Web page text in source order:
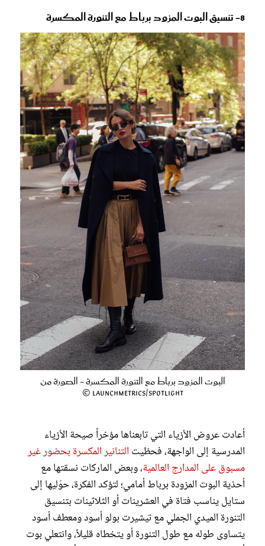
8- تنسيق البوت المزود برباط مع التنورة المكسرة
البوت المزود برباط مع التنورة المكسرة - الصورة من
Launchmetrics/Spotlight ©
أعادت عروض الأزياء التي تابعناها مؤخراً صيحة الأزياء
المدرسية إلى الواجهة، فحظيت التنانير المكسرة بحضور غير
مسبوق على المدارج العالمية، وبعض الماركات نسقتها مع
أحذية البوت المزودة برباط أمامي؛ لتؤكد الفكرة، حوّليها إلى
ستايل يناسب فتاة في العشرينات أو الثلاثينات بتنسيق
التنورة الميدي الجملي مع تيشيرت بولو أسود ومعطف أسود
يتساوى طوله مع طول التنورة أو يتخطاه قليلاً، وانتعلي بوت